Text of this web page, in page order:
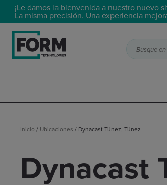
¡Le damos la bienvenida a nuestro nuevo
La misma precisión. Una experiencia
Busque
Inicio / Ubicaciones / Dynacast Túnez, Túnez
Dynacast